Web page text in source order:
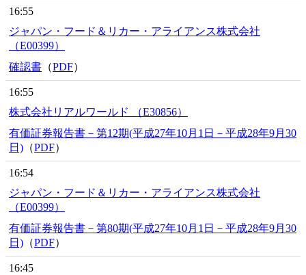
16:55
ジャパン・フード＆リカー・アライアンス株式会社
（E00399）
確認書 （PDF）
16:55
株式会社リアルワールド （E30856）
有価証券報告書－第12期(平成27年10月1日－平成28年9月30
日) （PDF）
16:54
ジャパン・フード＆リカー・アライアンス株式会社
（E00399）
有価証券報告書－第80期(平成27年10月1日－平成28年9月30
日) （PDF）
16:45